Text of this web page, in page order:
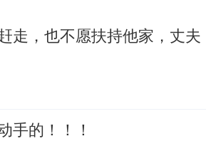
台湾海峡南口北上船舶实施交通管制
走，也不愿扶持他家，丈夫
手的！！！